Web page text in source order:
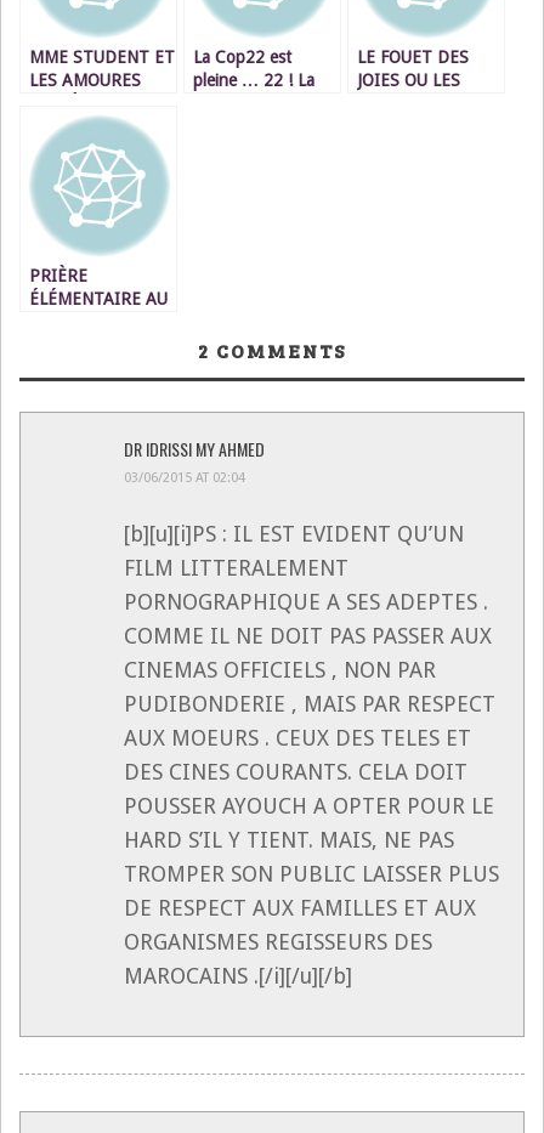
MME STUDENT ET
LES AMOURES
BARZAKH
La Cop22 est
pleine … 22 ! La
LE FOUET DES
JOIES OU LES
PRIÈRE
ÉLÉMENTAIRE AU
2 COMMENTS
DR IDRISSI MY AHMED
03/06/2015 AT 02:04
[b][u][i]PS : IL EST EVIDENT QU’UN
FILM LITTERALEMENT
PORNOGRAPHIQUE A SES ADEPTES .
COMME IL NE DOIT PAS PASSER AUX
CINEMAS OFFICIELS , NON PAR
PUDIBONDERIE , MAIS PAR RESPECT
AUX MOEURS . CEUX DES TELES ET
DES CINES COURANTS. CELA DOIT
POUSSER AYOUCH A OPTER POUR LE
HARD S’IL Y TIENT. MAIS, NE PAS
TROMPER SON PUBLIC LAISSER PLUS
DE RESPECT AUX FAMILLES ET AUX
ORGANISMES REGISSEURS DES
MAROCAINS .[/i][/u][/b]